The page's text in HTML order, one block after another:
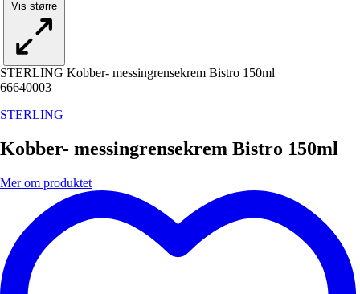
Vis større
STERLING Kobber- messingrensekrem Bistro 150ml
66640003
STERLING
Kobber- messingrensekrem Bistro 150ml
Mer om produktet